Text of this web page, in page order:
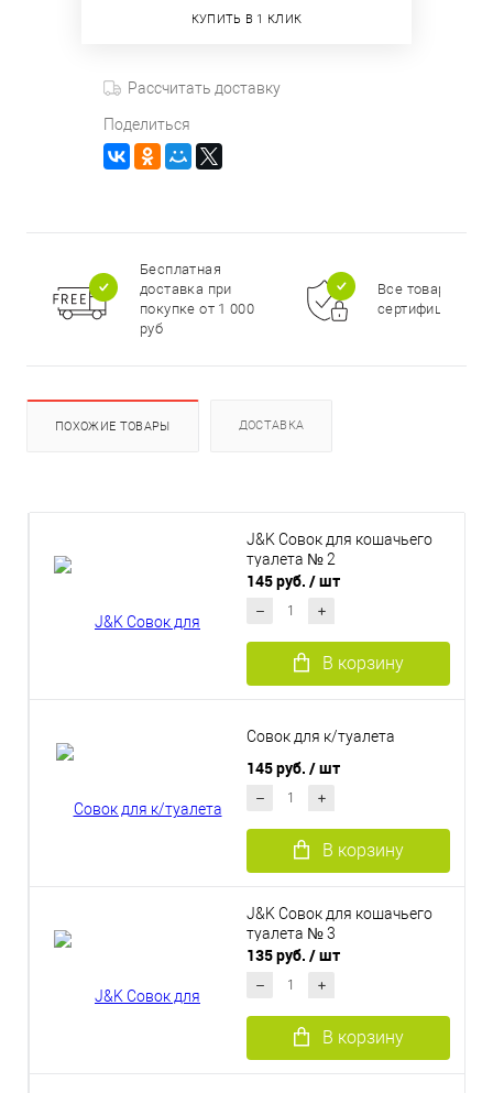
КУПИТЬ В 1 КЛИК
Рассчитать доставку
Поделиться
Бесплатная
доставка при
покупке от 1 000
руб
Все товары
ПОХОЖИЕ ТОВАРЫ ДОСТАВКА
J&K Совок для кошачьего
туалета № 2
145 руб. / шт
В корзину
Совок для к/туалета
145 руб. / шт
В корзину
J&K Совок для кошачьего
туалета № 3
135 руб. / шт
В корзину